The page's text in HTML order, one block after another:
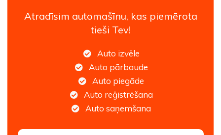
Atradīsim automašīnu, kas piemērota
tieši Tev!
Auto izvēle
Auto pārbaude
Auto piegāde
Auto reģistrēšana
Auto saņemšana